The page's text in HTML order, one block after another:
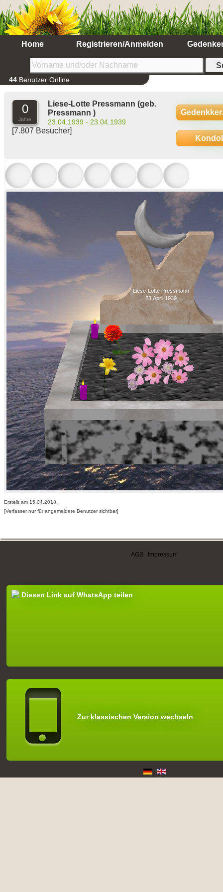
Home Registrieren/Anmelden
44 Benutzer Online
0
Jahre
Liese-Lotte Pressmann (geb.
Pressmann )
23.04.1939 - 23.04.1939
[7.807 Besucher]
Liese-Lotte Pressmann
23.April.1939
Erstellt am 15.04.2018,
[Verfasser nur für angemeldete Benutzer sichtbar]
AGB Impressum
Diesen Link auf WhatsApp teilen
Zur klassischen Version wechseln